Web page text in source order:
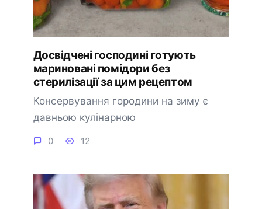
Досвідчені господині готують
мариновані помідори без
стерилізації за цим рецептом
Консервування городини на зиму є
давньою кулінарною
0 12